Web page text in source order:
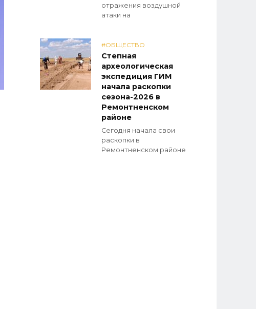
отражения воздушной
атаки на
#ОБЩЕСТВО
Степная
археологическая
экспедиция ГИМ
начала раскопки
сезона-2026 в
Ремонтненском
районе
Сегодня начала свои
раскопки в
Ремонтненском районе